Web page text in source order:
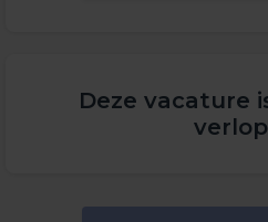
Deze vacature